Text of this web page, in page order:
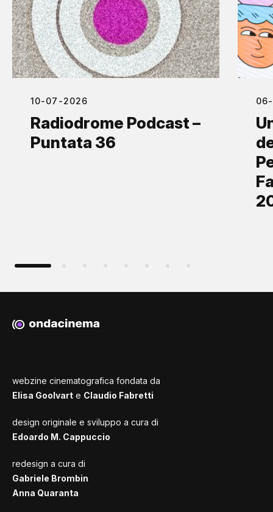
10-07-2026
Radiodrome Podcast –
Puntata 36
webzine cinematografica fondata da
Elisa Goolvart e Claudio Fabretti
design originale e sviluppo a cura di
Edoardo M. Cappuccio
redesign a cura di
Gabriele Brombin
Anna Quaranta